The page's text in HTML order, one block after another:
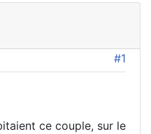
#1
ce couple, sur le